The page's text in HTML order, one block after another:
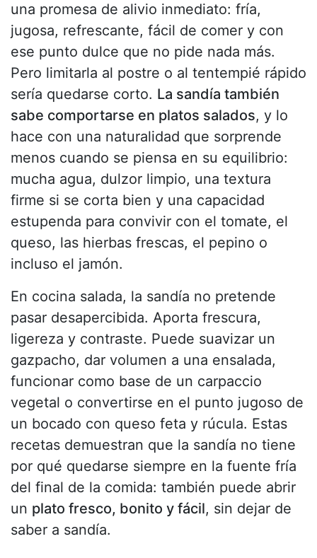
una promesa de alivio inmediato: fría,
jugosa, refrescante, fácil de comer y con
ese punto dulce que no pide nada más.
Pero limitarla al postre o al tentempié rápido
sería quedarse corto. La sandía también
sabe comportarse en platos salados, y lo
hace con una naturalidad que sorprende
menos cuando se piensa en su equilibrio:
mucha agua, dulzor limpio, una textura
firme si se corta bien y una capacidad
estupenda para convivir con el tomate, el
queso, las hierbas frescas, el pepino o
incluso el jamón.
En cocina salada, la sandía no pretende
pasar desapercibida. Aporta frescura,
ligereza y contraste. Puede suavizar un
gazpacho, dar volumen a una ensalada,
funcionar como base de un carpaccio
vegetal o convertirse en el punto jugoso de
un bocado con queso feta y rúcula. Estas
recetas demuestran que la sandía no tiene
por qué quedarse siempre en la fuente fría
del final de la comida: también puede abrir
un plato fresco, bonito y fácil, sin dejar de
saber a sandía.